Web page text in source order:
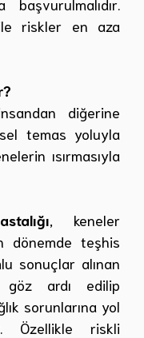
riskler en aza
diğerine
temas yoluyla
ısırmasıyla
, keneler
dönemde teşhis
sonuçlar alınan
göz ardı edilip
sorunlarına yol
Özellikle riskli